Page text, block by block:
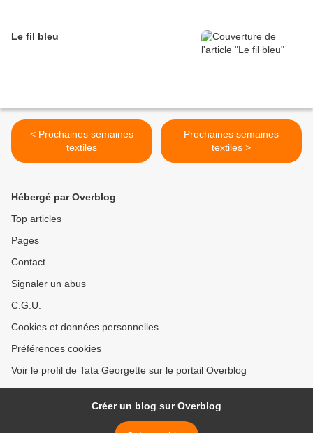
Le fil bleu
< Prochaines semaines
textiles
Prochaines semaines
textiles >
Hébergé par Overblog
Top articles
Pages
Contact
Signaler un abus
C.G.U.
Cookies et données personnelles
Préférences cookies
Voir le profil de Tata Georgette sur le portail Overblog
Créer un blog sur Overblog